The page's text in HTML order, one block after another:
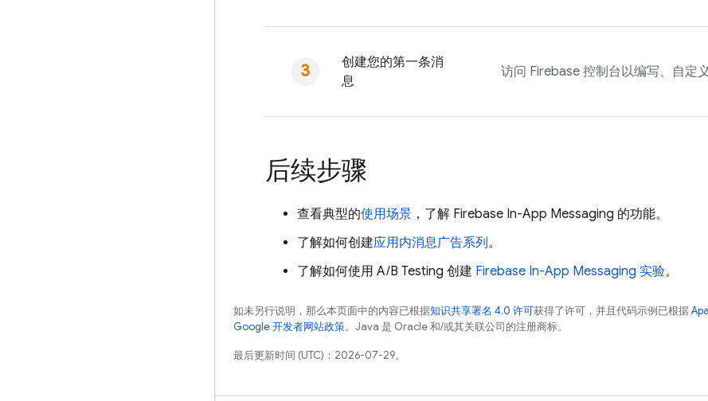
创建您的第一条消
息
访问 Firebase 控制台以编写、自定
后续步骤
查看典型的使用场景 ，了解 Firebase In-App Messaging 的功能。
了解如何创建应用内消息广告系列。
了解如何使用 A/B Testing 创建 Firebase In-App Messaging 实验。
如未另行说明，那么本页面中的内容已根据知识共享署名 4.0 许可获得了许可，并且代码示例已根据
Google 开发者网站政策。Java 是 Oracle 和/或其关联公司的注册商标。
最后更新时间 (UTC)：2026-07-29。